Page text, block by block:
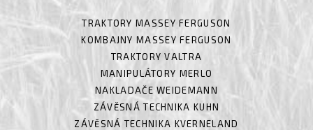
TRAKTORY MASSEY FERGUSON
KOMBAJNY MASSEY FERGUSON
TRAKTORY VALTRA
MANIPULÁTORY MERLO
NAKLADAČE WEIDEMANN
ZÁVĚSNÁ TECHNIKA KUHN
ZÁVĚSNÁ TECHNIKA KVERNELAND